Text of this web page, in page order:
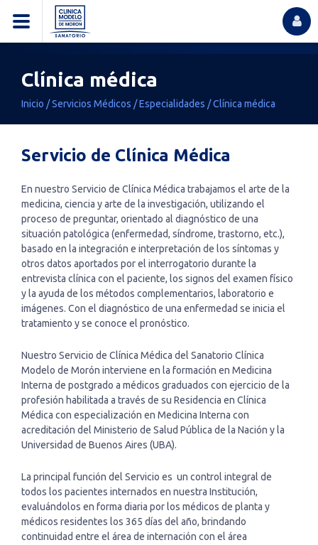
Clínica médica
Inicio /Servicios Médicos /Especialidades /Clínica médica
Servicio de Clínica Médica
En nuestro Servicio de Clínica Médica trabajamos el arte de la
medicina, ciencia y arte de la investigación, utilizando el
proceso de preguntar, orientado al diagnóstico de una
situación patológica (enfermedad, síndrome, trastorno, etc.),
basado en la integración e interpretación de los síntomas y
otros datos aportados por el interrogatorio durante la
entrevista clínica con el paciente, los signos del examen físico
y la ayuda de los métodos complementarios, laboratorio e
imágenes. Con el diagnóstico de una enfermedad se inicia el
tratamiento y se conoce el pronóstico.
Nuestro Servicio de Clínica Médica del Sanatorio Clínica
Modelo de Morón interviene en la formación en Medicina
Interna de postgrado a médicos graduados con ejercicio de la
profesión habilitada a través de su Residencia en Clínica
Médica con especialización en Medicina Interna con
acreditación del Ministerio de Salud Pública de la Nación y la
Universidad de Buenos Aires (UBA).
La principal función del Servicio es un control integral de
todos los pacientes internados en nuestra Institución,
evaluándolos en forma diaria por los médicos de planta y
médicos residentes los 365 días del año, brindando
continuidad entre el área de internación con el área